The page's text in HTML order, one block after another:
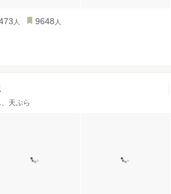
人 9648 人
天ぷら